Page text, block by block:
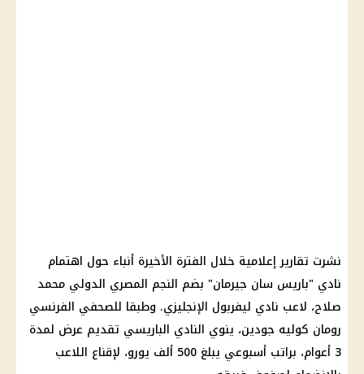
نشرت تقارير إعلامية خلال الفترة الأخيرة أنباء حول اهتمام
نادي "باريس سان جيرمان" بضم النجم المصري الدولي محمد
صلاح، لاعب نادي ليفربول الإنجليزي. وطبقا للصحفي الفرنسي
رومان كوليه جودين، ينوي النادي الباريسي تقديم عرض لمدة
3 أعوام، براتب أسبوعي يبلغ 500 ألف يورو، لإقناع اللاعب